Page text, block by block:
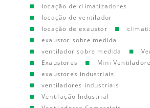
locação de climatizadores
locação de ventilador
locação de exaustor
exaustor sobre medida
ventilador sobre medida
Exaustores
Mini
exaustores industriais
ventiladores industriais
Ventilação Industrial